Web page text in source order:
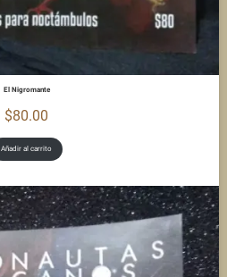
El Nigromante
$80.00
Añadir al carrito